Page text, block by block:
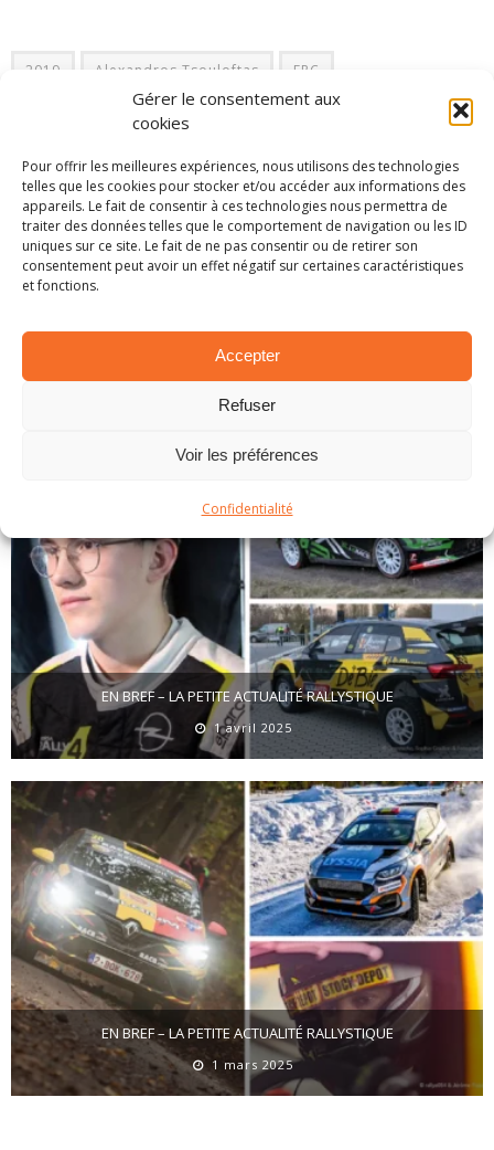
Gérer le consentement aux
cookies
Pour offrir les meilleures expériences, nous utilisons des technologies
telles que les cookies pour stocker et/ou accéder aux informations des
appareils. Le fait de consentir à ces technologies nous permettra de
traiter des données telles que le comportement de navigation ou les ID
uniques sur ce site. Le fait de ne pas consentir ou de retirer son
consentement peut avoir un effet négatif sur certaines caractéristiques
et fonctions.
Accepter
Refuser
Voir les préférences
Confidentialité
2019 Alexandros Tsouloftas ERC
European Rally Championship
Skoda
PARTAGER SUR:
EN BREF – LA PETITE ACTUALITÉ RALLYSTIQUE
1 avril 2025
EN BREF – LA PETITE ACTUALITÉ RALLYSTIQUE
1 mars 2025